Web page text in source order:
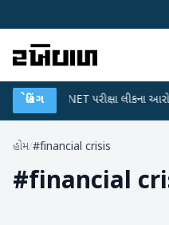
બ્રેકિંગ
UGC-NET પરીક્ષા લીકના આરોપો
હોમ/#financial crisis
#financial